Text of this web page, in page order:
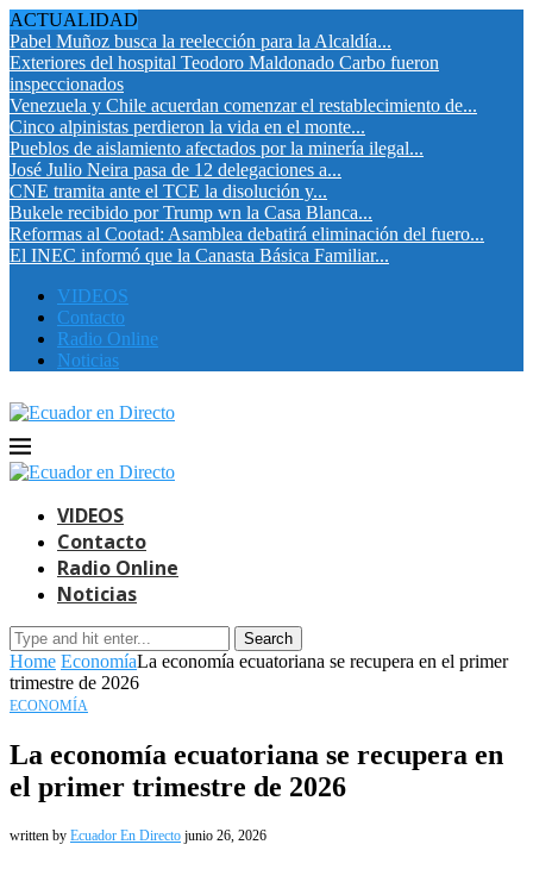
ACTUALIDAD
Pabel Muñoz busca la reelección para la Alcaldía...
Exteriores del hospital Teodoro Maldonado Carbo fueron
inspeccionados
Venezuela y Chile acuerdan comenzar el restablecimiento de...
Cinco alpinistas perdieron la vida en el monte...
Pueblos de aislamiento afectados por la minería ilegal...
José Julio Neira pasa de 12 delegaciones a...
CNE tramita ante el TCE la disolución y...
Bukele recibido por Trump wn la Casa Blanca...
Reformas al Cootad: Asamblea debatirá eliminación del fuero...
El INEC informó que la Canasta Básica Familiar...
VIDEOS
Contacto
Radio Online
Noticias
VIDEOS
Contacto
Radio Online
Noticias
Search
Home EconomíaLa economía ecuatoriana se recupera en el primer
trimestre de 2026
ECONOMÍA
La economía ecuatoriana se recupera en
el primer trimestre de 2026
written by Ecuador En Directo junio 26, 2026